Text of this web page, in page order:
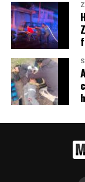
Relacionado
para ébola en Malí